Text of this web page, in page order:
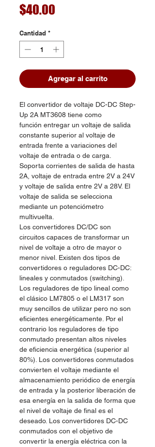
$40.00
Cantidad *
Agregar al carrito
El convertidor de voltaje DC-DC Step-
Up 2A MT3608 tiene como
función entregar un voltaje de salida
constante superior al voltaje de
entrada frente a variaciones del
voltaje de entrada o de carga.
Soporta corrientes de salida de hasta
2A, voltaje de entrada entre 2V a 24V
y voltaje de salida entre 2V a 28V. El
voltaje de salida se selecciona
mediante un potenciómetro
multivuelta.
Los convertidores DC/DC son
circuitos capaces de transformar un
nivel de voltaje a otro de mayor o
menor nivel. Existen dos tipos de
convertidores o reguladores DC-DC:
lineales y conmutados (switching).
Los reguladores de tipo lineal como
el clásico LM7805 o el LM317 son
muy sencillos de utilizar pero no son
eficientes energéticamente. Por el
contrario los reguladores de tipo
conmutado presentan altos niveles
de eficiencia energética (superior al
80%). Los convertidores conmutados
convierten el voltaje mediante el
almacenamiento periódico de energía
de entrada y la posterior liberación de
esa energía en la salida de forma que
el nivel de voltaje de final es el
deseado. Los convertidores DC-DC
conmutados con el objetivo de
convertir la energía eléctrica con la